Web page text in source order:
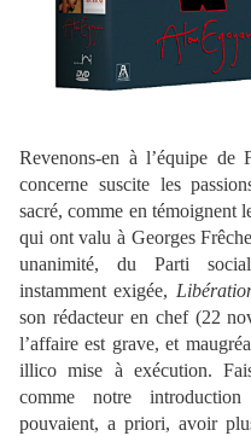
Revenons-en à l’équipe
concerne suscite les
sacré, comme en témoignent
qui ont valu à Georges
unanimité, du Parti
instamment exigée,
son rédacteur en chef (22
l’affaire est grave, et
illico mise à exécution.
comme notre
pouvaient, a priori, avoir